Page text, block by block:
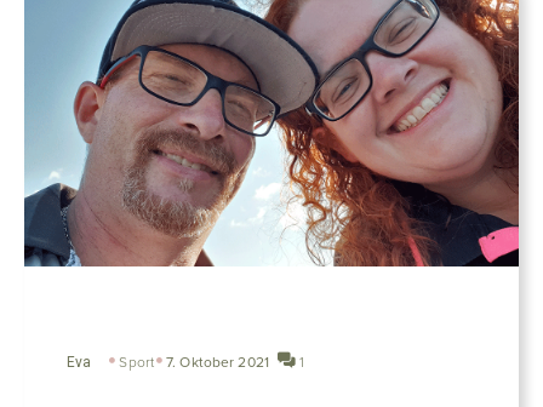
Eva Sport 7. Oktober 2021 1